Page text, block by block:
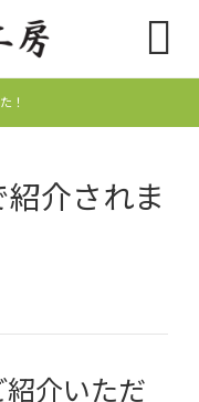

！
紹介されま
紹介いただ